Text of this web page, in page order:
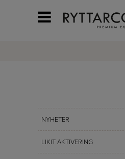
NYHETER
LIKIT AKTIVERING